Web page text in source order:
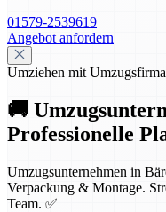
01579-2539619
Angebot anfordern
Umziehen mit
🚚
Professionelle
Umzugsunternehmen in
Verpackung & Montage.
Team. ✅